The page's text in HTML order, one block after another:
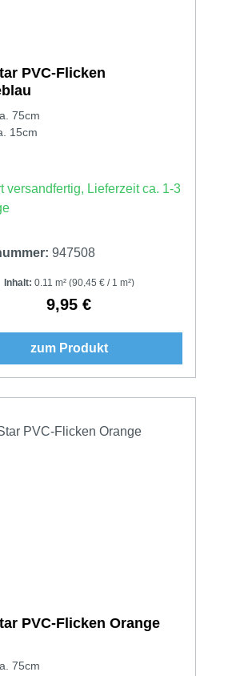
PVC-Flicken
75cm
15cm
versandfertig, Lieferzeit ca. 1-3
947508
Inhalt: 0.11 m² (90,45 € / 1 m²)
Regulärer Preis:
9,95 €
zum Produkt
PVC-Flicken Orange
75cm